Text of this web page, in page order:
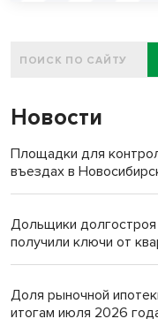
Новости
Площадки для
въездах в
Дольщики долгостроя
получили ключи от
Доля рыночной
итогам июля 2026